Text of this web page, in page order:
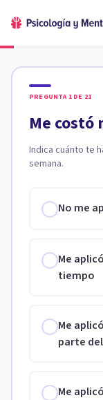
PREGUNTA 1 DE 21
Me costó
Indica cuánto te
semana.
No me
Me
tiempo
Me
parte
Me